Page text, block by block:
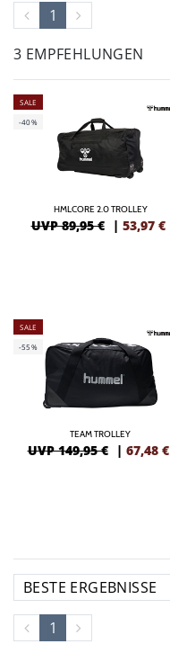
1
3 EMPFEHLUNGEN
SALE
-40%
HMLCORE 2.0 TROLLEY
UVP 89,95 € | 53,97 €
SALE
-55%
TEAM TROLLEY
UVP 149,95 € | 67,48 €
1